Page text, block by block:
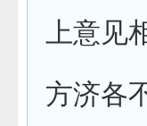
上意见
方济各